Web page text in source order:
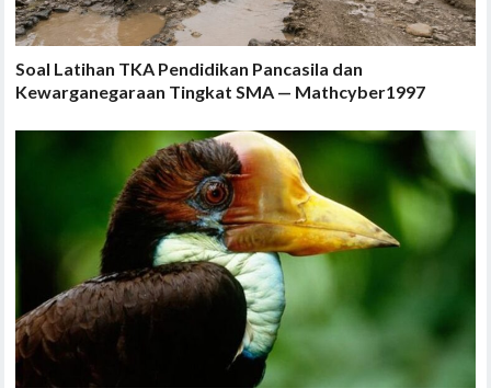
Soal Latihan TKA Pendidikan Pancasila dan
Kewarganegaraan Tingkat SMA — Mathcyber1997